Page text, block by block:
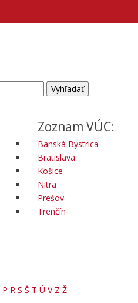
Zoznam VÚC:
Banská Bystrica
Bratislava
Košice
Nitra
Prešov
Trenčín
P R S Š T Ú V Z Ž